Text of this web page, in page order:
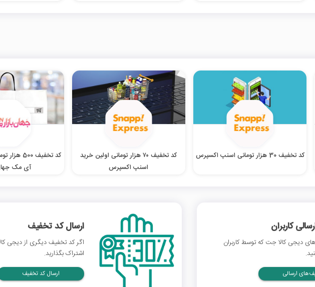
کد تخفیف 30 هزار تومانی اسنپ اکسپرس
کد تخفیف ۷۰ هزار تومانی اولین خرید
اسنپ اکسپرس
کد تخفیف
آی مک
کاربران
دیجی کالا جت که توسط کاربران
ارسالی
ارسال کد تخفیف
اگر کد تخفیف دیگری از دیجی
اشتراک بگذارید.
ارسال کد تخفیف